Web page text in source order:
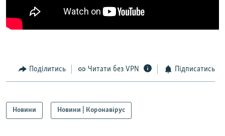
Поділитись Читати без VPN Підписатись
Новини Новини | Коронавірус